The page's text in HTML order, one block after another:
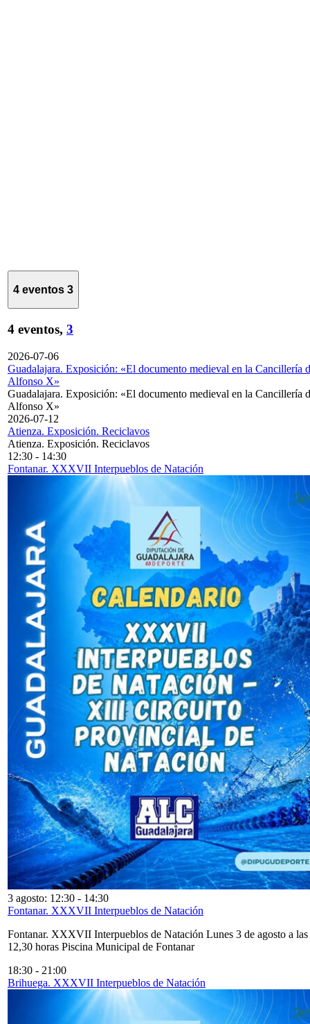
4 eventos 3
4 eventos, 3
2026-07-06
Guadalajara. Exposición: «El documento medieval en la Cancillería
Alfonso X»
Guadalajara. Exposición: «El documento medieval en la Cancillería
Alfonso X»
2026-07-12
Atienza. Exposición. Reciclavos
Atienza. Exposición. Reciclavos
12:30 - 14:30
Fontanar. XXXVII Interpueblos de Natación
3 agosto: 12:30 - 14:30
Fontanar. XXXVII Interpueblos de Natación
Fontanar. XXXVII Interpueblos de Natación Lunes 3 de agosto a las
12,30 horas Piscina Municipal de Fontanar
18:30 - 21:00
Brihuega. XXXVII Interpueblos de Natación